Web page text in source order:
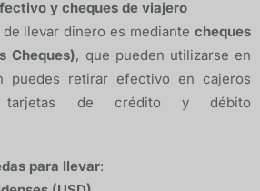
y cheques de viajero
llevar dinero es mediante cheques
Cheques), que pueden utilizarse en
puedes retirar efectivo en cajeros
tarjetas de crédito y débito
para llevar: